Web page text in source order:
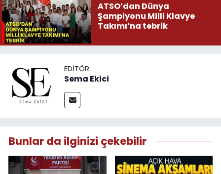
ATSO’dan Dünya
Şampiyonu Milli Klavye
Takımı’na tebrik
EDITÖR
Sema Ekici
Bunlar da ilginizi çekebilir